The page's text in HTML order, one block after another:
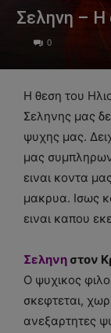
Σεληνη –
0
Η θεση του
Σεληνης μας
ψυχης μας.
μας
ειναι κοντα
μακρυα. Ισως
ειναι καπου
Σεληνη στον
Ο ψυχικος
σκεφτεται,
ανεξαρτητες